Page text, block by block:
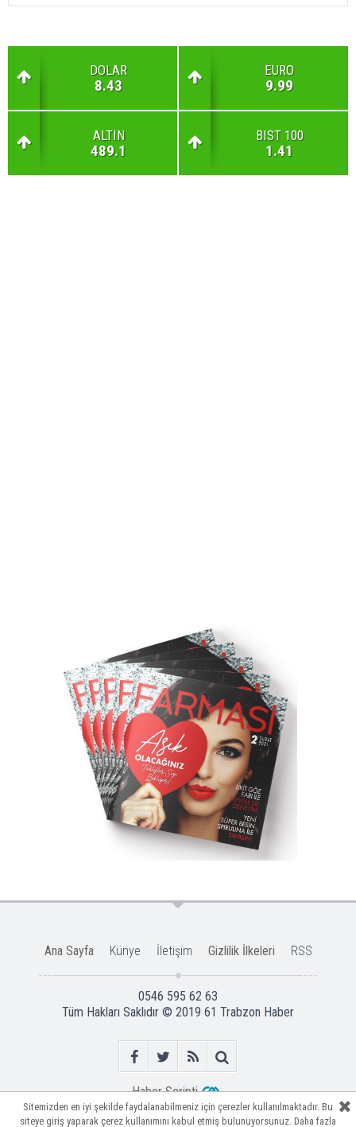
DOLAR
8.43
EURO
9.99
ALTIN
489.1
BIST 100
1.41
Ana Sayfa Künye İletişim Gizlilik İlkeleri RSS
0546 595 62 63
Tüm Hakları Saklıdır © 2019 61 Trabzon Haber
Haber Scripti
Sitemizden en iyi şekilde faydalanabilmeniz için çerezler kullanılmaktadır. Bu
siteye giriş yaparak çerez kullanımını kabul etmiş bulunuyorsunuz. Daha fazla
Sitemizden en iyi şekilde faydalanabilmeniz için çerezler kullanılmaktadır. Bu
siteye giriş yaparak çerez kullanımını kabul etmiş bulunuyorsunuz. Daha fazla